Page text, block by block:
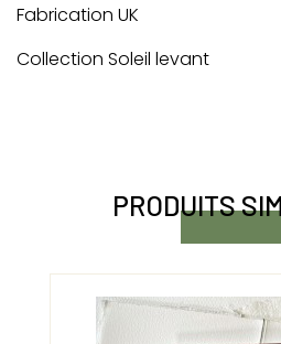
Fabrication UK
Collection Soleil levant
PRODUITS